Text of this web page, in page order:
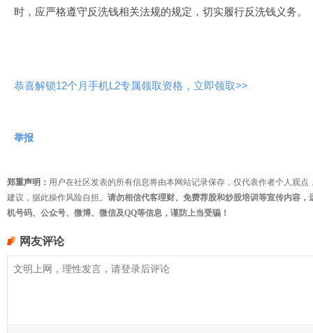
时，应严格遵守反洗钱相关法规的规定，切实履行反洗钱义务。
恭喜解锁12个月手机L2专属领取资格，立即领取>>
举报
郑重声明： 用户在社区发表的所有信息将由本网站记录保存，仅代表作者个人观
建议，据此操作风险自担。 请勿相信代客理财、免费荐股和炒股培训等宣传内容
机号码、公众号、微博、微信及QQ等信息，谨防上当受骗！
网友评论